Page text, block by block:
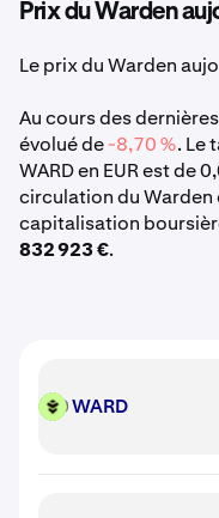
Prix du Warden
Le prix du Warden
Au cours des
évolué de-8,70 %. Le
WARD en EUR est de
circulation du Warden
capitalisation
832 923 €.
WARD WARD